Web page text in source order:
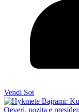
Vendi Sot